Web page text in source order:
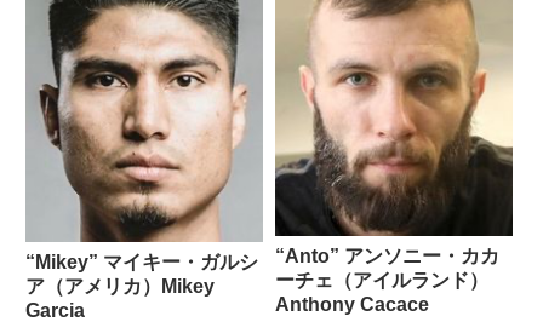
“Mikey” マイキー・ガルシ
ア（アメリカ）Mikey
Garcia
“Anto” アンソニー・カカ
ーチェ（アイルランド）
Anthony Cacace